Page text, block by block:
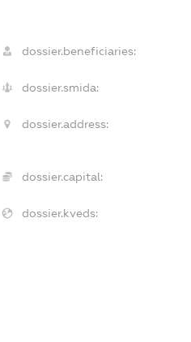
dossier.beneficiaries:
dossier.smida:
dossier.address:
dossier.capital:
dossier.kveds: